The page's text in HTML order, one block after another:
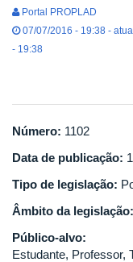
Portal PROPLAD
07/07/2016 - 19:38 -
- 19:38
Número: 1102
Data de publicação:
Tipo de legislação:
Âmbito da legislação:
Público-alvo:
Estudante, Professor,